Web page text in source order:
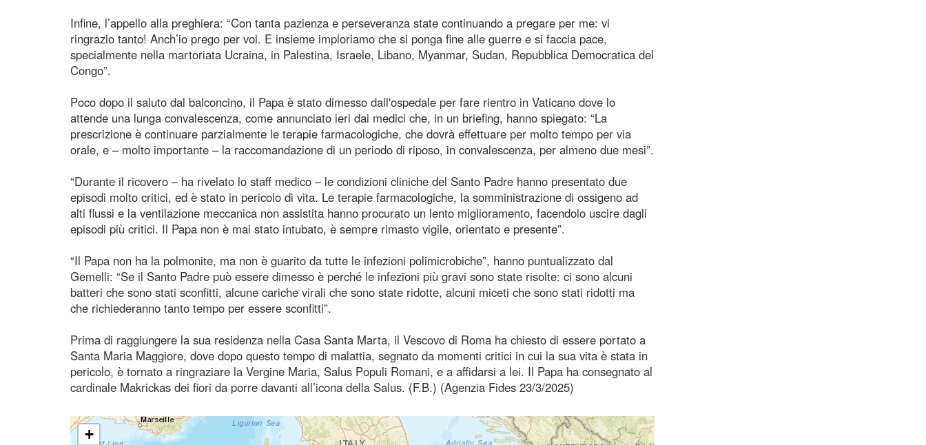
Infine, l’appello alla preghiera: “Con tanta pazienza e perseveranza state continuando a pregare per me: vi
ringrazio tanto! Anch’io prego per voi. E insieme imploriamo che si ponga fine alle guerre e si faccia pace,
specialmente nella martoriata Ucraina, in Palestina, Israele, Libano, Myanmar, Sudan, Repubblica Democratica del
Congo”.
Poco dopo il saluto dal balconcino, il Papa è stato dimesso dall'ospedale per fare rientro in Vaticano dove lo
attende una lunga convalescenza, come annunciato ieri dai medici che, in un briefing, hanno spiegato: “La
prescrizione è continuare parzialmente le terapie farmacologiche, che dovrà effettuare per molto tempo per via
orale, e – molto importante – la raccomandazione di un periodo di riposo, in convalescenza, per almeno due mesi”.
“Durante il ricovero – ha rivelato lo staff medico – le condizioni cliniche del Santo Padre hanno presentato due
episodi molto critici, ed è stato in pericolo di vita. Le terapie farmacologiche, la somministrazione di ossigeno ad
alti flussi e la ventilazione meccanica non assistita hanno procurato un lento miglioramento, facendolo uscire dagli
episodi più critici. Il Papa non è mai stato intubato, è sempre rimasto vigile, orientato e presente”.
“Il Papa non ha la polmonite, ma non è guarito da tutte le infezioni polimicrobiche”, hanno puntualizzato dal
Gemelli: “Se il Santo Padre può essere dimesso è perché le infezioni più gravi sono state risolte: ci sono alcuni
batteri che sono stati sconfitti, alcune cariche virali che sono state ridotte, alcuni miceti che sono stati ridotti ma
che richiederanno tanto tempo per essere sconfitti”.
Prima di raggiungere la sua residenza nella Casa Santa Marta, il Vescovo di Roma ha chiesto di essere portato a
Santa Maria Maggiore, dove dopo questo tempo di malattia, segnato da momenti critici in cui la sua vita è stata in
pericolo, è tornato a ringraziare la Vergine Maria, Salus Populi Romani, e a affidarsi a lei. Il Papa ha consegnato al
cardinale Makrickas dei fiori da porre davanti all’icona della Salus. (F.B.) (Agenzia Fides 23/3/2025)
+